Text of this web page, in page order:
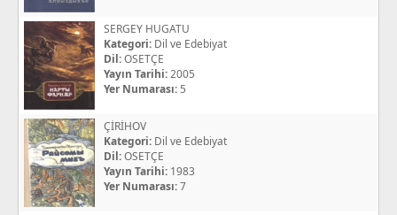
SERGEY HUGATU
Kategori: Dil ve Edebiyat
Dil:OSETÇE
Yayın Tarihi:2005
Yer Numarası: 5
ÇİRİHOV
Kategori: Dil ve Edebiyat
Dil:OSETÇE
Yayın Tarihi: 1983
Yer Numarası:7